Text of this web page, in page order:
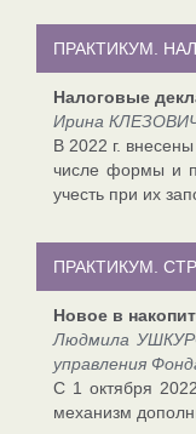
ПРАКТИКУМ.
Налоговые
Ирина
В 2022 г.
числе формы и
учесть при их
ПРАКТИКУМ.
Новое в
Людмила
управления
С 1 октября
механизм